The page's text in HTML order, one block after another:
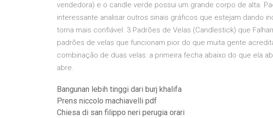
vendedora) e o candle verde possui um grande corpo de alta.
interessante analisar outros sinais gráficos que estejam dando
torna mais confiável. 3 Padrões de Velas (Candlestick) que
padrões de velas que funcionam pior do que muita gente
combinação de duas velas: a primeira fecha abaixo do que ela
abre.
Bangunan lebih tinggi dari burj khalifa
Prens niccolo machiavelli pdf
Chiesa di san filippo neri perugia orari